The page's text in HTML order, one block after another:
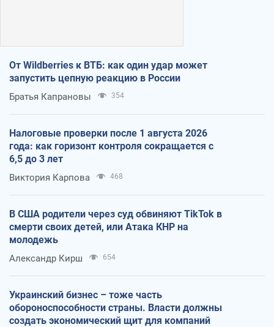
От Wildberries к ВТБ: как один удар может
запустить цепную реакцию в России
Братья Капрановы 354
Налоговые проверки после 1 августа 2026
года: как горизонт контроля сокращается с
6,5 до 3 лет
Виктория Карпова 468
В США родители через суд обвиняют TikTok в
смерти своих детей, или Атака КНР на
молодежь
Александр Кирш 654
Украинский бизнес – тоже часть
обороноспособности страны. Власти должны
создать экономический щит для компаний